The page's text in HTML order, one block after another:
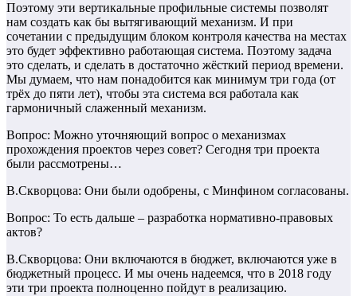
Поэтому эти вертикальные профильные системы позволят
нам создать как бы вытягивающий механизм. И при
сочетании с предыдущим блоком контроля качества на местах
это будет эффективно работающая система. Поэтому задача
это сделать, и сделать в достаточно жёсткий период времени.
Мы думаем, что нам понадобится как минимум три года (от
трёх до пяти лет), чтобы эта система вся работала как
гармоничный слаженный механизм.
Вопрос: Можно уточняющий вопрос о механизмах
прохождения проектов через совет? Сегодня три проекта
были рассмотрены…
В.Скворцова: Они были одобрены, с Минфином согласованы.
Вопрос: То есть дальше – разработка нормативно-правовых
актов?
В.Скворцова: Они включаются в бюджет, включаются уже в
бюджетный процесс. И мы очень надеемся, что в 2018 году
эти три проекта полноценно пойдут в реализацию.